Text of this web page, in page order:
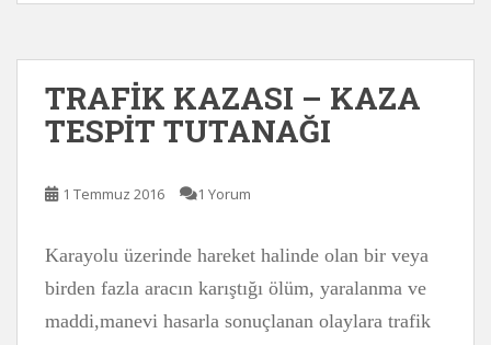
TRAFİK KAZASI – KAZA
TESPİT TUTANAĞI
1 Temmuz 2016 1 Yorum
Karayolu üzerinde hareket halinde olan bir veya
birden fazla aracın karıştığı ölüm, yaralanma ve
maddi,manevi hasarla sonuçlanan olaylara trafik